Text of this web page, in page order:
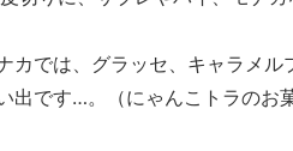
カでは、グラッセ、キャラメル
出です…。（にゃんこトラのお